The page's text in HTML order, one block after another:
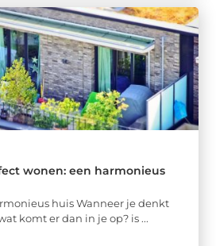
wonen: een harmonieus
huis Wanneer je denkt
komt er dan in je op? is ...